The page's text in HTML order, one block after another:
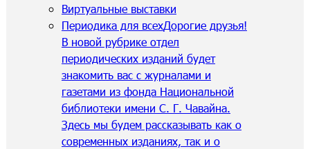
Виртуальные выставки
Периодика для всехДорогие друзья!
В новой рубрике отдел
периодических изданий будет
знакомить вас с журналами и
газетами из фонда Национальной
библиотеки имени С. Г. Чавайна.
Здесь мы будем рассказывать как о
современных изданиях, так и о